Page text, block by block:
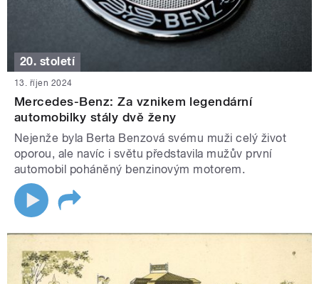
20. století
13. říjen 2024
Mercedes-Benz: Za vznikem legendární
automobilky stály dvě ženy
Nejenže byla Berta Benzová svému muži celý život
oporou, ale navíc i světu představila mužův první
automobil poháněný benzinovým motorem.